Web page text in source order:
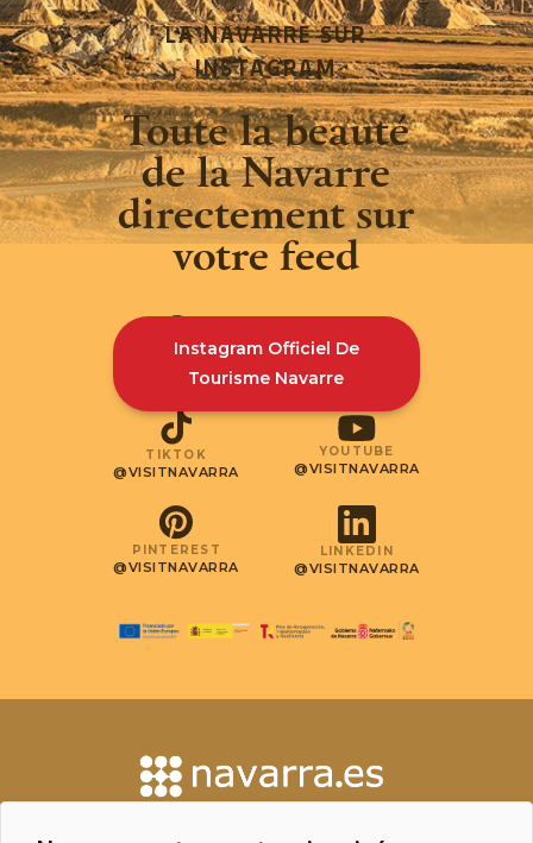
LA NAVARRE SUR
INSTAGRAM
Toute la beauté
de la Navarre
directement sur
votre feed
Instagram Officiel De
Tourisme Navarre
FACEBOOK
@VISITNAVARRA
INSTAGRAM
@VISITNAVARRA
TIKTOK
@VISITNAVARRA
YOUTUBE
@VISITNAVARRA
PINTEREST
@VISITNAVARRA
LINKEDIN
@VISITNAVARRA